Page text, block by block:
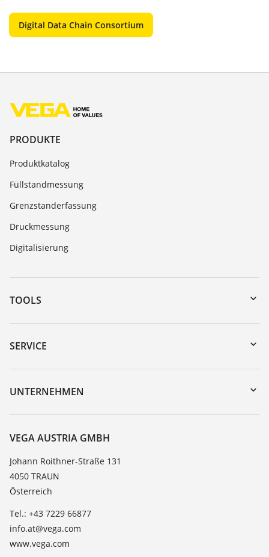
Digital Data Chain Consortium
PRODUKTE
Produktkatalog
Füllstandmessung
Grenzstanderfassung
Druckmessung
Digitalisierung
TOOLS
Download-Center
Gerätesuche (Seriennummer)
DTM Collection/PACTware
SERVICE
Geräterücksendung
Trainings
Beständigkeitsliste
TeamViewer
UNTERNEHMEN
Karriere
Über VEGA
Kontakt
News
Presse
Blog
VEGA AUSTRIA GMBH
Johann Roithner-Straße 131
4050 TRAUN
Österreich
Tel.: +43 7229 66877
info.at@vega.com
www.vega.com